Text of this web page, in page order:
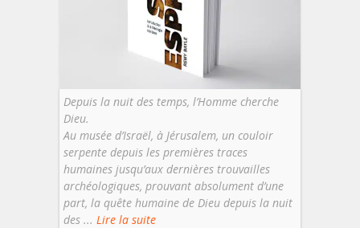
Depuis la nuit des temps, l’Homme cherche
Dieu.
Au musée d’Israël, à Jérusalem, un couloir
serpente depuis les premières traces
humaines jusqu’aux dernières trouvailles
archéologiques, prouvant absolument d’une
part, la quête humaine de Dieu depuis la nuit
des ... Lire la suite